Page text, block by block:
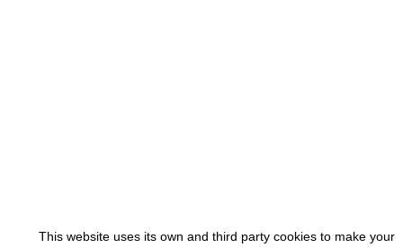
This website uses its own and third party cookies to make your